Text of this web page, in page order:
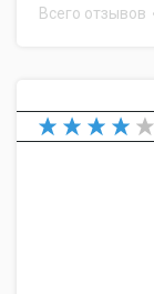
Всего отзывов